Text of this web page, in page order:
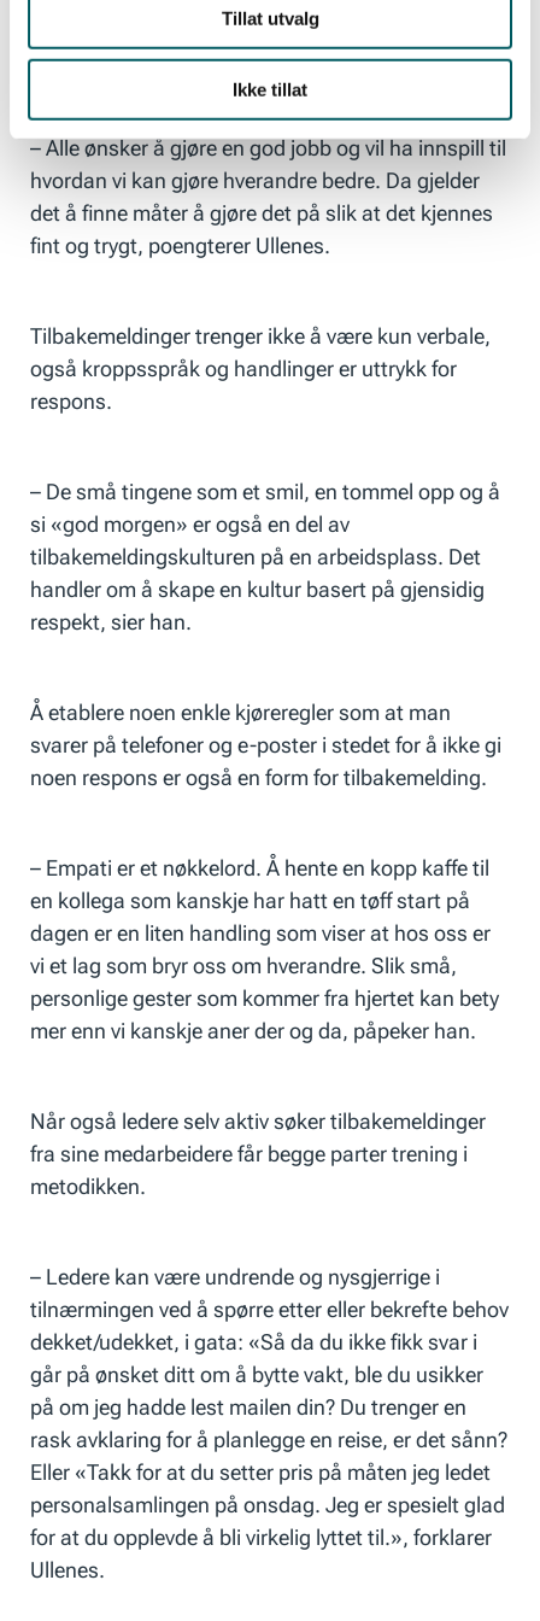
Tillat utvalg
Ikke tillat
og prestasjon, og avgjørende for å bringe frem den
enkeltes fulle potensiale.
– Alle ønsker å gjøre en god jobb og vil ha innspill til
hvordan vi kan gjøre hverandre bedre. Da gjelder
det å finne måter å gjøre det på slik at det kjennes
fint og trygt, poengterer Ullenes.
Tilbakemeldinger trenger ikke å være kun verbale,
også kroppsspråk og handlinger er uttrykk for
respons.
– De små tingene som et smil, en tommel opp og å
si «god morgen» er også en del av
tilbakemeldingskulturen på en arbeidsplass. Det
handler om å skape en kultur basert på gjensidig
respekt, sier han.
Å etablere noen enkle kjøreregler som at man
svarer på telefoner og e-poster i stedet for å ikke gi
noen respons er også en form for tilbakemelding.
– Empati er et nøkkelord. Å hente en kopp kaffe til
en kollega som kanskje har hatt en tøff start på
dagen er en liten handling som viser at hos oss er
vi et lag som bryr oss om hverandre. Slik små,
personlige gester som kommer fra hjertet kan bety
mer enn vi kanskje aner der og da, påpeker han.
Når også ledere selv aktiv søker tilbakemeldinger
fra sine medarbeidere får begge parter trening i
metodikken.
– Ledere kan være undrende og nysgjerrige i
tilnærmingen ved å spørre etter eller bekrefte behov
dekket/udekket, i gata: «Så da du ikke fikk svar i
går på ønsket ditt om å bytte vakt, ble du usikker
på om jeg hadde lest mailen din? Du trenger en
rask avklaring for å planlegge en reise, er det sånn?
Eller «Takk for at du setter pris på måten jeg ledet
personalsamlingen på onsdag. Jeg er spesielt glad
for at du opplevde å bli virkelig lyttet til.», forklarer
Ullenes.